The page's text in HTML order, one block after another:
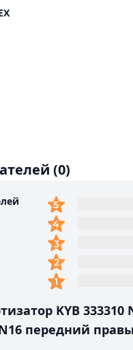
(0)
KYB 333310
N16 передний